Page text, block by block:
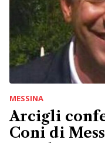
MESSINA
Arcigli
Coni di